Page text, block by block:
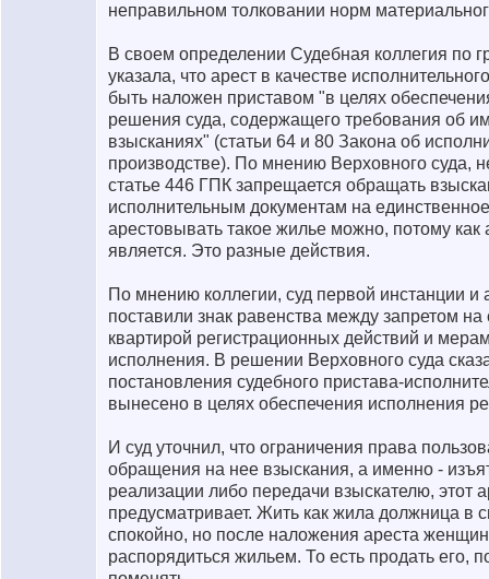
неправильном толковании норм
В своем определении Судебная коллегия по
указала, что арест в качестве
быть наложен приставом "в целях
решения суда, содержащего требования об
взысканиях" (статьи 64 и 80 Закона об
производстве). По мнению Верховного суда,
статье 446 ГПК запрещается обращать
исполнительным документам на
арестовывать такое жилье можно, потому как
является. Это разные действия.
По мнению коллегии, суд первой инстанции
поставили знак равенства между запретом
квартирой регистрационных действий и
исполнения. В решении Верховного суда
постановления судебного пристава-
вынесено в целях обеспечения исполнения
И суд уточнил, что ограничения права
обращения на нее взыскания, а именно -
реализации либо передачи взыскателю, этот
предусматривает. Жить как жила должница в
спокойно, но после наложения ареста
распорядиться жильем. То есть продать его,